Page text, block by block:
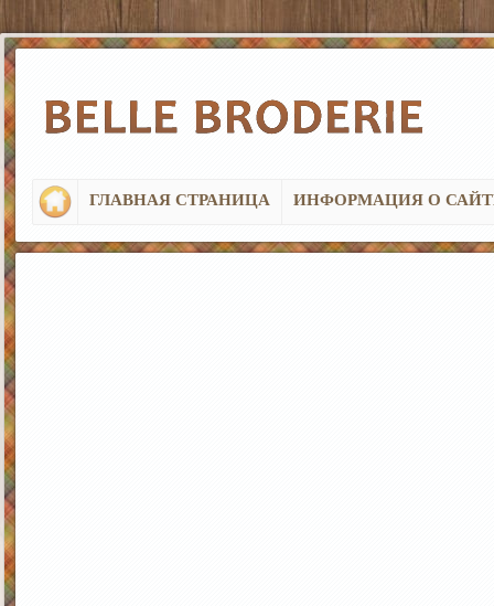
ГЛАВНАЯ СТРАНИЦА ИНФОРМАЦИЯ О